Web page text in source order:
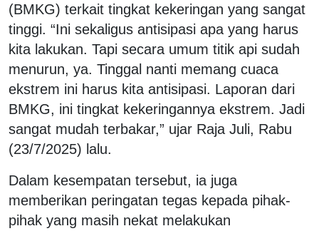
(BMKG) terkait tingkat kekeringan yang sangat
tinggi. “Ini sekaligus antisipasi apa yang harus
kita lakukan. Tapi secara umum titik api sudah
menurun, ya. Tinggal nanti memang cuaca
ekstrem ini harus kita antisipasi. Laporan dari
BMKG, ini tingkat kekeringannya ekstrem. Jadi
sangat mudah terbakar,” ujar Raja Juli, Rabu
(23/7/2025) lalu.
Dalam kesempatan tersebut, ia juga
memberikan peringatan tegas kepada pihak-
pihak yang masih nekat melakukan